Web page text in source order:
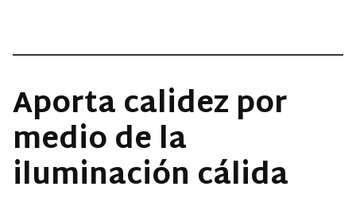
Aporta calidez por
medio de la
iluminación cálida